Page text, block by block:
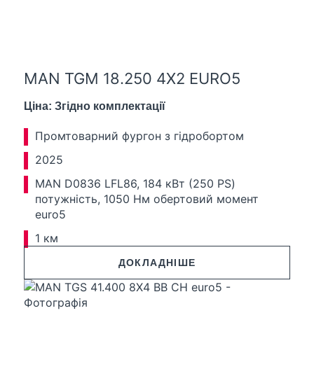
MAN TGM 18.250 4X2 EURO5
Ціна: Згідно комплектації
Промтоварний фургон з гідробортом
2025
MAN D0836 LFL86, 184 кВт (250 PS)
потужність, 1050 Нм обертовий момент
euro5
1 км
ДОКЛАДНІШЕ